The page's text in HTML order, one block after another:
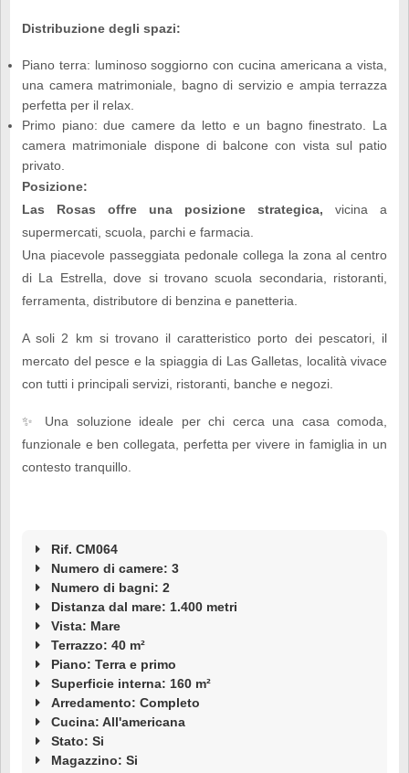
Distribuzione degli spazi:
Piano terra: luminoso soggiorno con cucina americana a vista,
una camera matrimoniale, bagno di servizio e ampia terrazza
perfetta per il relax.
Primo piano: due camere da letto e un bagno finestrato. La
camera matrimoniale dispone di balcone con vista sul patio
privato.
Posizione:
Las Rosas offre una posizione strategica, vicina a
supermercati, scuola, parchi e farmacia.
Una piacevole passeggiata pedonale collega la zona al centro
di La Estrella, dove si trovano scuola secondaria, ristoranti,
ferramenta, distributore di benzina e panetteria.
A soli 2 km si trovano il caratteristico porto dei pescatori, il
mercato del pesce e la spiaggia di Las Galletas, località vivace
con tutti i principali servizi, ristoranti, banche e negozi.
✨ Una soluzione ideale per chi cerca una casa comoda,
funzionale e ben collegata, perfetta per vivere in famiglia in un
contesto tranquillo.
Rif. CM064
Numero di camere: 3
Numero di bagni: 2
Distanza dal mare: 1.400 metri
Vista: Mare
Terrazzo: 40 m²
Piano: Terra e primo
Superficie interna: 160 m²
Arredamento: Completo
Cucina: All'americana
Stato: Si
Magazzino: Si